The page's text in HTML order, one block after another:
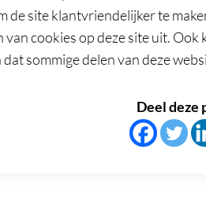
de site klantvriendelijker te
cookies op deze site uit.
sommige delen van deze
Deel deze